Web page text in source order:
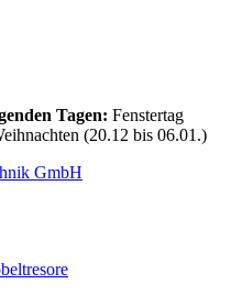
Tagen: Fenstertag
(20.12 bis 06.01.)